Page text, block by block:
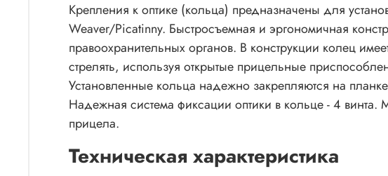
Крепления к оптике (кольца) предназначены для
Weaver/Picatinny. Быстросъемная и эргономичная
правоохранительных органов. В конструкции колец
стрелять, используя открытые прицельные
Установленные кольца надежно закрепляются на
Надежная система фиксации оптики в кольце - 4 винта.
прицела.
Техническая характеристика